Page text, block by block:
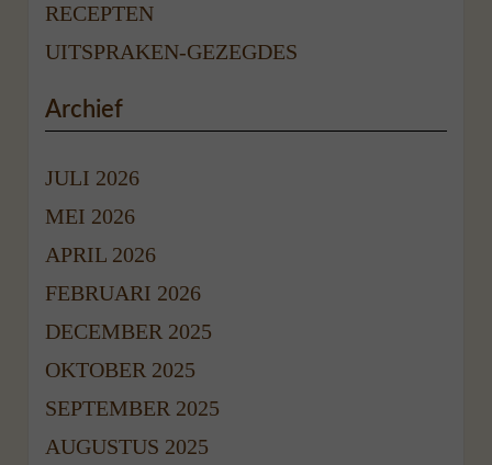
RECEPTEN
UITSPRAKEN-GEZEGDES
Archief
JULI 2026
MEI 2026
APRIL 2026
FEBRUARI 2026
DECEMBER 2025
OKTOBER 2025
SEPTEMBER 2025
AUGUSTUS 2025